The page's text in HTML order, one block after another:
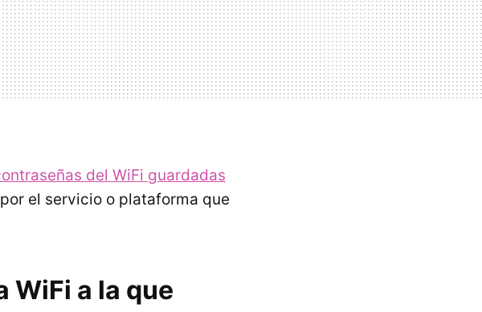
del WiFi guardadas
el servicio o plataforma que
WiFi a la que